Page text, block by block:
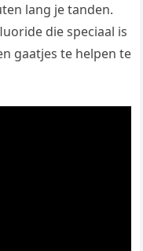
lang je tanden.
die speciaal is
gaatjes te helpen te